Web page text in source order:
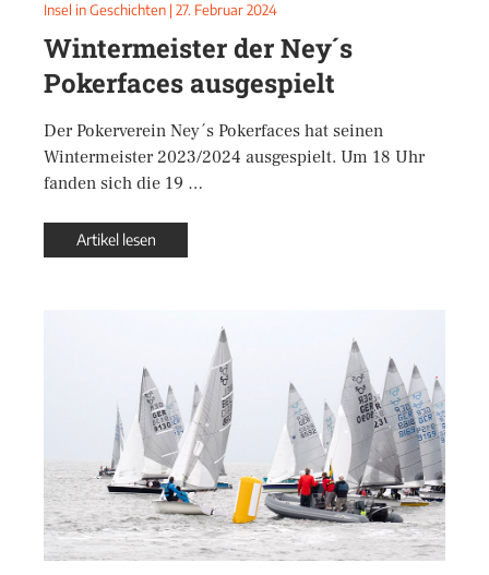
Insel in Geschichten | 27. Februar 2024
Wintermeister der Ney´s
Pokerfaces ausgespielt
Der Pokerverein Ney´s Pokerfaces hat seinen
Wintermeister 2023/2024 ausgespielt. Um 18 Uhr
fanden sich die 19 …
Artikel lesen